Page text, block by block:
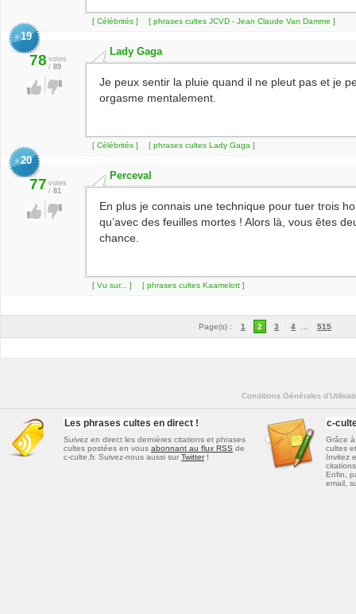
[ Célébrités ] [ phrases cultes JCVD - Jean Claude Van Damme ]
# 19
78 votes
/ 89
Lady Gaga
Je peux sentir la pluie quand il ne pleut pas et je
orgasme mentalement.
[ Célébrités ] [ phrases cultes Lady Gaga ]
# 20
77 votes
/ 81
Perceval
En plus je connais une technique pour tuer trois
qu’avec des feuilles mortes ! Alors là, vous êtes
chance.
[ Vu sur... ] [ phrases cultes Kaamelott ]
Page(s) : 1 2 3 4 515
Conditions Générales
Les phrases cultes en direct !
Suivez en direct les dernières citations et phrases
cultes postées en vous abonnant au flux RSS de
c-culte.fr. Suivez-nous aussi sur Twitter!
c-
Grâce
cultes
Invitez
citations
Enfin,
email,